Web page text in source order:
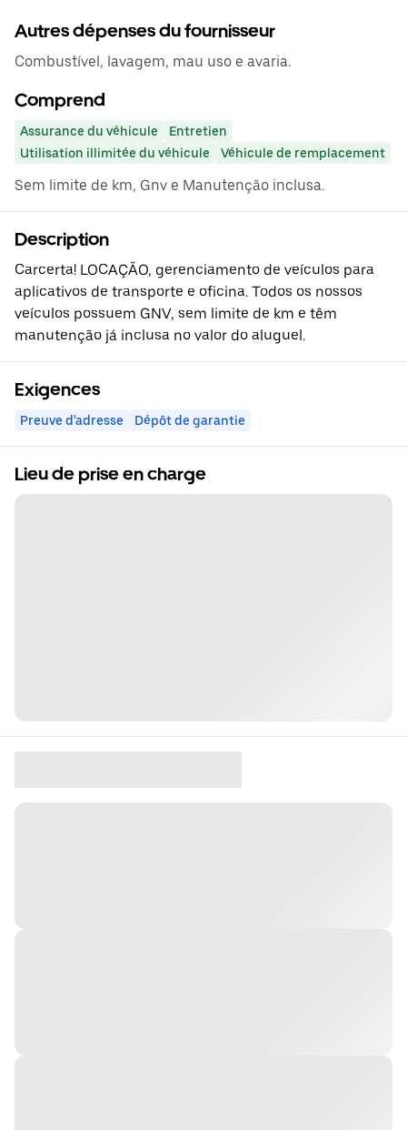
Autres dépenses du fournisseur
Combustível, lavagem, mau uso e avaria.
Comprend
Assurance du véhicule
Entretien
Utilisation illimitée du véhicule
Véhicule de remplacement
Sem limite de km, Gnv e Manutenção inclusa.
Description
Carcerta! LOCAÇÃO, gerenciamento de veículos para
aplicativos de transporte e oficina. Todos os nossos
veículos possuem GNV, sem limite de km e têm
manutenção já inclusa no valor do aluguel.
Exigences
Preuve d'adresse Dépôt de garantie
Lieu de prise en charge